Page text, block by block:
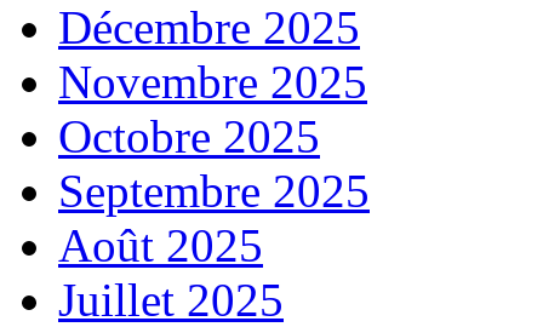
Décembre 2025
Novembre 2025
Octobre 2025
Septembre 2025
Août 2025
Juillet 2025